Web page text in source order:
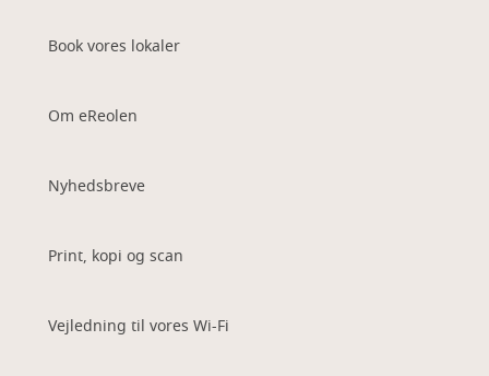
Book vores lokaler
Om eReolen
Nyhedsbreve
Print, kopi og scan
Vejledning til vores Wi-Fi